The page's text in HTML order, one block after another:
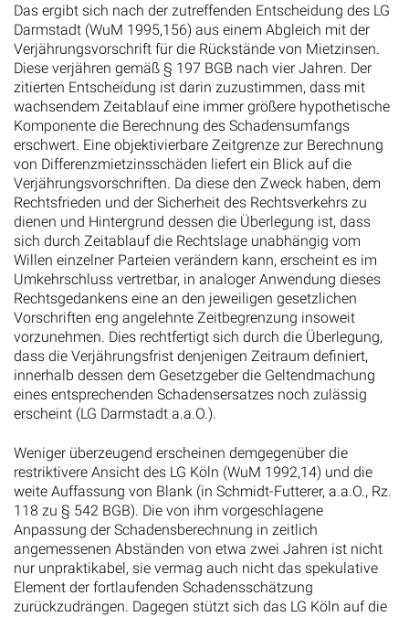
Das ergibt sich nach der zutreffenden Entscheidung des LG
Darmstadt (WuM 1995,156) aus einem Abgleich mit der
Verjährungsvorschrift für die Rückstände von Mietzinsen.
Diese verjähren gemäß § 197 BGB nach vier Jahren. Der
zitierten Entscheidung ist darin zuzustimmen, dass mit
wachsendem Zeitablauf eine immer größere hypothetische
Komponente die Berechnung des Schadensumfangs
erschwert. Eine objektivierbare Zeitgrenze zur Berechnung
von Differenzmietzinsschäden liefert ein Blick auf die
Verjährungsvorschriften. Da diese den Zweck haben, dem
Rechtsfrieden und der Sicherheit des Rechtsverkehrs zu
dienen und Hintergrund dessen die Überlegung ist, dass
sich durch Zeitablauf die Rechtslage unabhängig vom
Willen einzelner Parteien verändern kann, erscheint es im
Umkehrschluss vertretbar, in analoger Anwendung dieses
Rechtsgedankens eine an den jeweiligen gesetzlichen
Vorschriften eng angelehnte Zeitbegrenzung insoweit
vorzunehmen. Dies rechtfertigt sich durch die Überlegung,
dass die Verjährungsfrist denjenigen Zeitraum definiert,
innerhalb dessen dem Gesetzgeber die Geltendmachung
eines entsprechenden Schadensersatzes noch zulässig
erscheint (LG Darmstadt a.a.O.).
Weniger überzeugend erscheinen demgegenüber die
restriktivere Ansicht des LG Köln (WuM 1992,14) und die
weite Auffassung von Blank (in Schmidt-Futterer, a.a.O., Rz.
118 zu § 542 BGB). Die von ihm vorgeschlagene
Anpassung der Schadensberechnung in zeitlich
angemessenen Abständen von etwa zwei Jahren ist nicht
nur unpraktikabel, sie vermag auch nicht das spekulative
Element der fortlaufenden Schadensschätzung
zurückzudrängen. Dagegen stützt sich das LG Köln auf die